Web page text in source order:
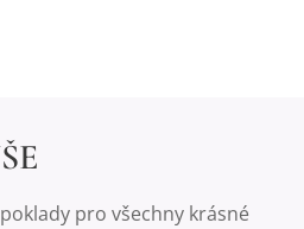
pro všechny krásné